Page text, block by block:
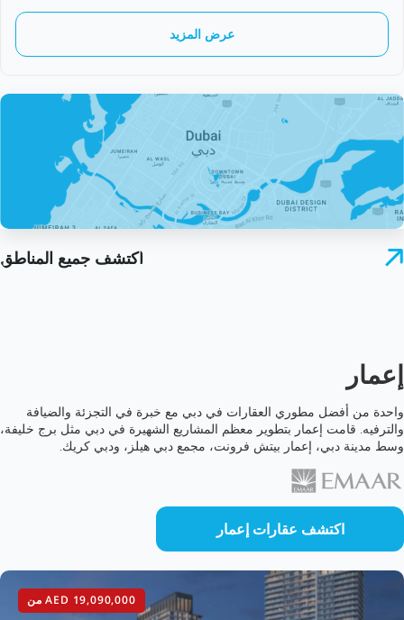
عرض المزيد
اكتشف جميع المناطق
إعمار
واحدة من أفضل مطوري العقارات في دبي مع خبرة في التجزئة والضيافة
والترفيه. قامت إعمار بتطوير معظم المشاريع الشهيرة في دبي مثل برج خليفة،
وسط مدينة دبي، إعمار بيتش فرونت، مجمع دبي هيلز، ودبي كريك.
اكتشف عقارات إعمار
AED 19,090,000 من